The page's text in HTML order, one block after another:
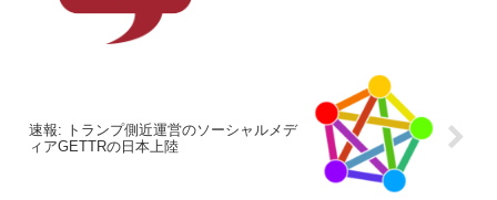
速報: トランプ側近運営のソーシャルメデ
ィアGETTRの日本上陸